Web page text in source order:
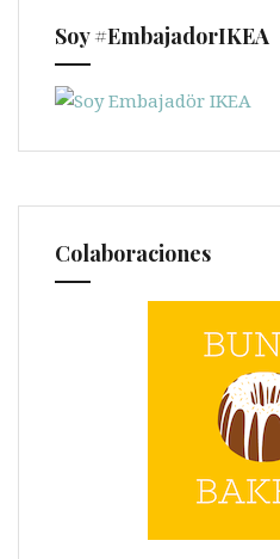
Soy #EmbajadorIKEA
Colaboraciones